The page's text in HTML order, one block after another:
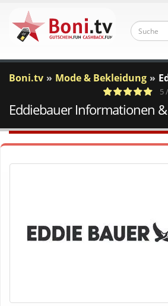
Boni.tv Mode & Bekleidung
a
c
2 Votes
5
Eddiebauer Informationen